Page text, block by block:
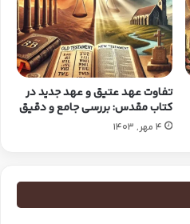
تفاوت عهد عتیق و عهد جدید در
کتاب مقدس: بررسی جامع و دقیق
4 مهر, 1403